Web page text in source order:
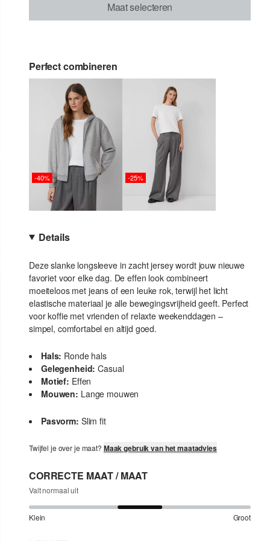
Maat selecteren
Perfect combineren
-40% -25%
Details
Deze slanke longsleeve in zacht jersey wordt jouw nieuwe
favoriet voor elke dag. De effen look combineert
moeiteloos met jeans of een leuke rok, terwijl het licht
elastische materiaal je alle bewegingsvrijheid geeft. Perfect
voor koffie met vrienden of relaxte weekenddagen –
simpel, comfortabel en altijd goed.
Hals: Ronde hals
Gelegenheid: Casual
Motief: Effen
Mouwen: Lange mouwen
Pasvorm: Slim fit
Twijfel je over je maat? Maak gebruik van het maatadvies
CORRECTE MAAT / MAAT
Valt normaal uit
Klein Groot